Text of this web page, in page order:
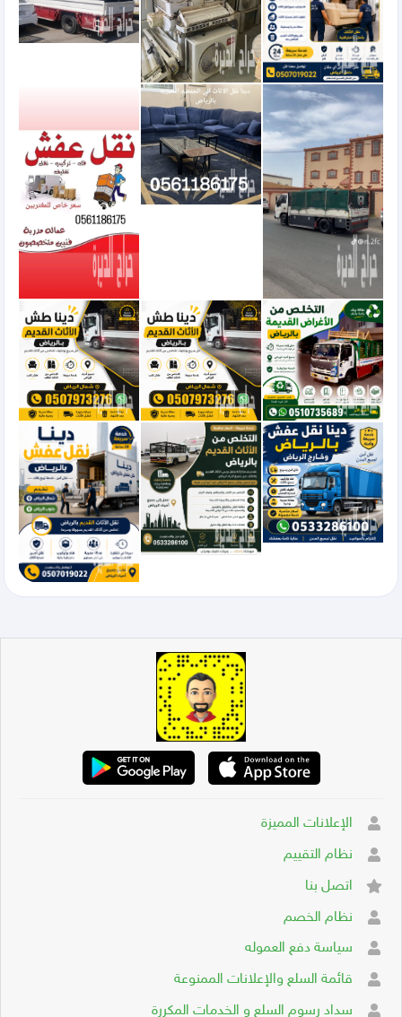
الإعلانات المميزة
نظام التقييم
اتصل بنا
نظام الخصم
سياسة دفع العموله
قائمة السلع والإعلانات الممنوعة
سداد رسوم السلع و الخدمات المكررة